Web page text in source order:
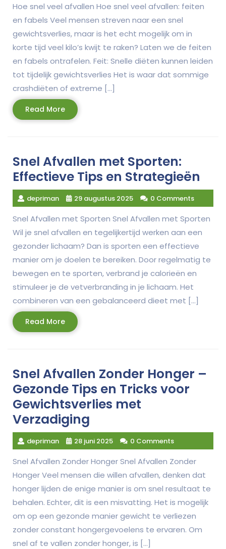
Hoe snel veel afvallen Hoe snel veel afvallen: feiten
en fabels Veel mensen streven naar een snel
gewichtsverlies, maar is het echt mogelijk om in
korte tijd veel kilo’s kwijt te raken? Laten we de feiten
en fabels ontrafelen. Feit: Snelle diëten kunnen leiden
tot tijdelijk gewichtsverlies Het is waar dat sommige
crashdiëten of extreme […]
Read MoreRead
More
Snel Afvallen met Sporten:
Effectieve Tips en Strategieën
depriman 29 augustus 2025 0 Comments
Snel Afvallen met Sporten Snel Afvallen met Sporten
Wil je snel afvallen en tegelijkertijd werken aan een
gezonder lichaam? Dan is sporten een effectieve
manier om je doelen te bereiken. Door regelmatig te
bewegen en te sporten, verbrand je calorieën en
stimuleer je de vetverbranding in je lichaam. Het
combineren van een gebalanceerd dieet met […]
Read MoreRead
More
Snel Afvallen Zonder Honger –
Gezonde Tips en Tricks voor
Gewichtsverlies met
Verzadiging
depriman 28 juni 2025 0 Comments
Snel Afvallen Zonder Honger Snel Afvallen Zonder
Honger Veel mensen die willen afvallen, denken dat
honger lijden de enige manier is om snel resultaat te
behalen. Echter, dit is een misvatting. Het is mogelijk
om op een gezonde manier gewicht te verliezen
zonder constant hongergevoelens te ervaren. Om
snel af te vallen zonder honger, is […]